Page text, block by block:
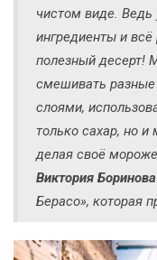
чистом виде. Ведь
ингредиенты и всё
полезный десерт!
смешивать
слоями,
только сахар, но и
делая своё
Виктория Боринова
Берасо», которая